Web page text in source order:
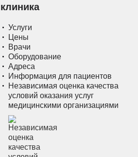
клиника
Услуги
Цены
Врачи
Оборудование
Адреса
Информация для пациентов
Независимая оценка качества
условий оказания услуг
медицинскими организациями